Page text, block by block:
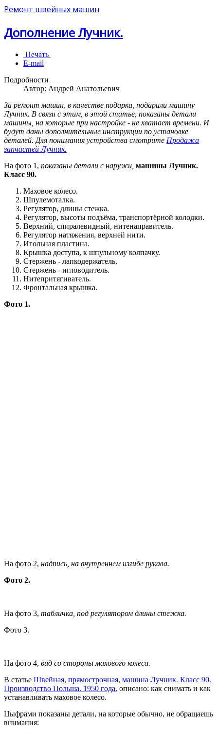
Ремонт швейных машин
Дополнение Лучник.
Печать
E-mail
Подробности
Автор: Андрей Анатольевич
За ремонт машин, в качестве подарка, подарили машину
Лучник. В связи с этим, в этой статье, показаны детали
машины, на которые при настройке - не хватает времени. И
будут даны дополнительные инструкции по установке
деталей. Для понимания устройства смотрите Продажа
запчастей Лучник.
На фото 1, показаны детали с наружи, машины Лучник.
Класс 90.
Маховое колесо.
Шпулемоталка.
Регулятор, длины стежка.
Регулятор, высоты подъёма, транспортёрной колодки.
Верхний, спиралевидный, нитенаправитель.
Регулятор натяжения, верхней нити.
Игольная пластина.
Крышка доступа, к шпульному колпачку.
Стержень - лапкодержатель.
Стержень - игловодитель.
Нитепритягиватель.
Фронтальная крышка.
Фото 1.
На фото 2, надпись, на внутреннем изгибе рукава.
Фото 2.
На фото 3, табличка, под регулятором длины стежка.
Фото 3.
На фото 4, вид со стороны махового колеса.
В статье Швейная, прямострочная, машина Лучник. Класс 90.
Производство Польша. 1950 года. описано: как снимать и как
устанавливать маховое колесо.
Цыфрами показаны детали, на которые обычно, не обращаешь
внимания: